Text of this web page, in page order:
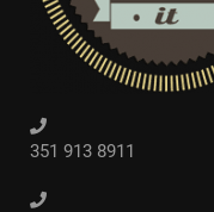
351 913 8911